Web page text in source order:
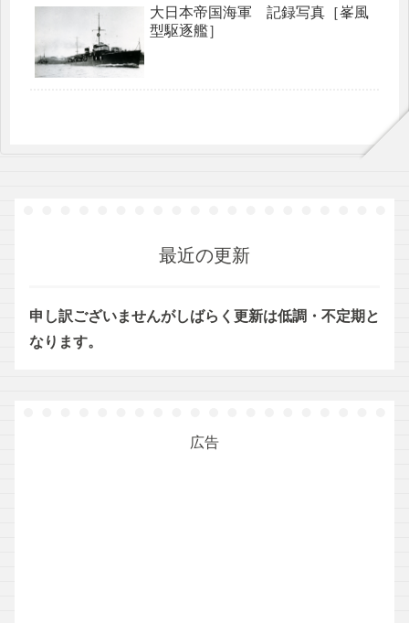
大日本帝国海軍 記録写真［峯風
型駆逐艦］
最近の更新
申し訳ございませんがしばらく更新は低調・不定期と
なります。
広告